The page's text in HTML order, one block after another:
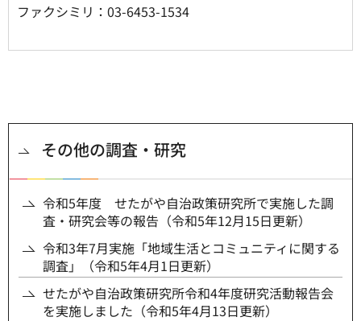
ファクシミリ：03-6453-1534
その他の調査・研究
令和5年度 せたがや自治政策研究所で実施した調
査・研究会等の報告（令和5年12月15日更新）
令和3年7月実施「地域生活とコミュニティに関する
調査」（令和5年4月1日更新）
せたがや自治政策研究所令和4年度研究活動報告会
を実施しました（令和5年4月13日更新）